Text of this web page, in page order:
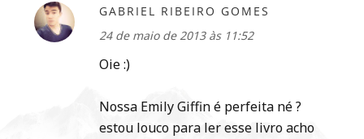
GABRIEL RIBEIRO GOMES
24 de maio de 2013 às 11:52
Oie :)
Nossa Emily Giffin é perfeita né ?
estou louco para ler esse livro acho